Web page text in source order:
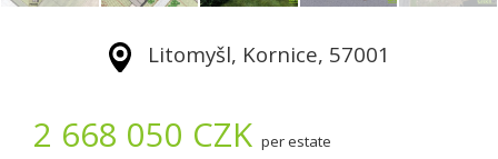
Litomyšl, Kornice, 57001
2 668 050 CZK per estate